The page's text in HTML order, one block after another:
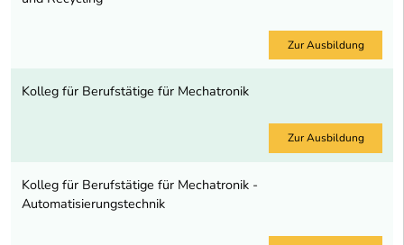
Zur Ausbildung
Kolleg für Berufstätige für Mechatronik
Zur Ausbildung
Kolleg für Berufstätige für Mechatronik -
Automatisierungstechnik